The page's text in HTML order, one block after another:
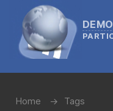
Home Tags